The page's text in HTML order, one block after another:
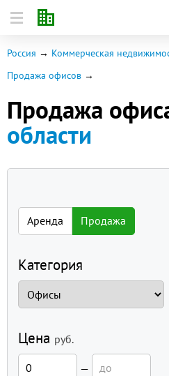
Россия
Коммерческая
Продажа офисов
Продажа
области
Аренда Продажа
Категория
Цена руб.
—